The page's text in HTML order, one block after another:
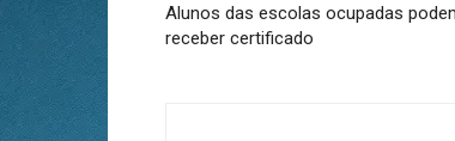
Alunos das escolas ocupadas
receber certificado